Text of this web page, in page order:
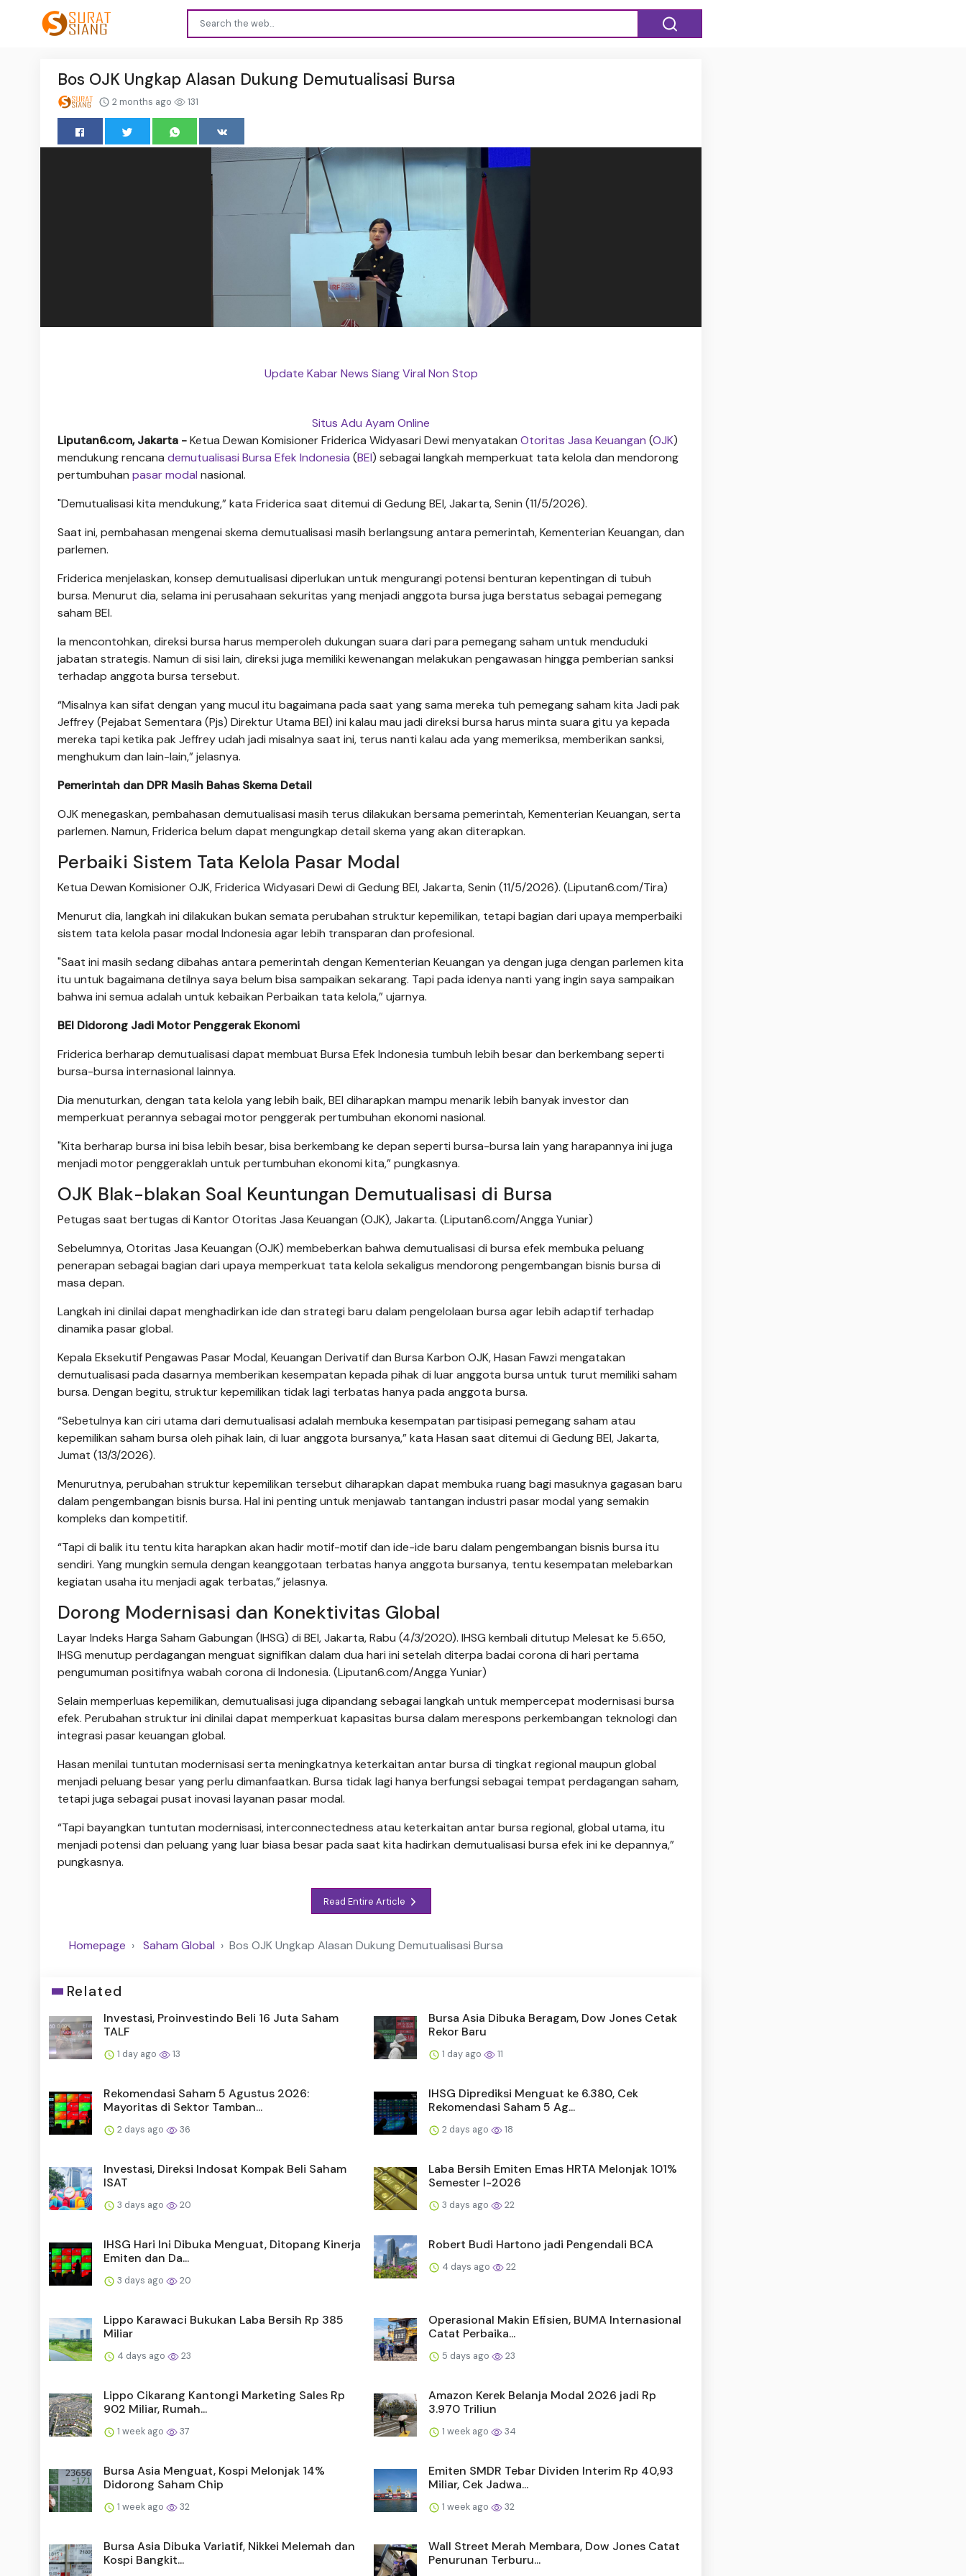
Bos OJK Ungkap Alasan Dukung Demutualisasi Bursa
2 months ago 131
Update Kabar News Siang Viral Non Stop
Situs Adu Ayam Online
Liputan6.com, Jakarta -Ketua Dewan Komisioner Friderica Widyasari Dewi menyatakan Otoritas Jasa Keuangan (OJK)
mendukung rencana demutualisasi Bursa Efek Indonesia (BEI) sebagai langkah memperkuat tata kelola dan mendorong
pertumbuhan pasar modal nasional.
"Demutualisasi kita mendukung,” kata Friderica saat ditemui di Gedung BEI, Jakarta, Senin (11/5/2026).
Saat ini, pembahasan mengenai skema demutualisasi masih berlangsung antara pemerintah, Kementerian Keuangan, dan
parlemen.
Friderica menjelaskan, konsep demutualisasi diperlukan untuk mengurangi potensi benturan kepentingan di tubuh
bursa. Menurut dia, selama ini perusahaan sekuritas yang menjadi anggota bursa juga berstatus sebagai pemegang
saham BEI.
Ia mencontohkan, direksi bursa harus memperoleh dukungan suara dari para pemegang saham untuk menduduki
jabatan strategis. Namun di sisi lain, direksi juga memiliki kewenangan melakukan pengawasan hingga pemberian sanksi
terhadap anggota bursa tersebut.
“Misalnya kan sifat dengan yang mucul itu bagaimana pada saat yang sama mereka tuh pemegang saham kita Jadi pak
Jeffrey (Pejabat Sementara (Pjs) Direktur Utama BEI) ini kalau mau jadi direksi bursa harus minta suara gitu ya kepada
mereka tapi ketika pak Jeffrey udah jadi misalnya saat ini, terus nanti kalau ada yang memeriksa, memberikan sanksi,
menghukum dan lain-lain,” jelasnya.
Pemerintah dan DPR Masih Bahas Skema Detail
OJK menegaskan, pembahasan demutualisasi masih terus dilakukan bersama pemerintah, Kementerian Keuangan, serta
parlemen. Namun, Friderica belum dapat mengungkap detail skema yang akan diterapkan.
Perbaiki Sistem Tata Kelola Pasar Modal
Ketua Dewan Komisioner OJK, Friderica Widyasari Dewi di Gedung BEI, Jakarta, Senin (11/5/2026). (Liputan6.com/Tira)
Menurut dia, langkah ini dilakukan bukan semata perubahan struktur kepemilikan, tetapi bagian dari upaya memperbaiki
sistem tata kelola pasar modal Indonesia agar lebih transparan dan profesional.
"Saat ini masih sedang dibahas antara pemerintah dengan Kementerian Keuangan ya dengan juga dengan parlemen kita
itu untuk bagaimana detilnya saya belum bisa sampaikan sekarang. Tapi pada idenya nanti yang ingin saya sampaikan
bahwa ini semua adalah untuk kebaikan Perbaikan tata kelola,” ujarnya.
BEI Didorong Jadi Motor Penggerak Ekonomi
Friderica berharap demutualisasi dapat membuat Bursa Efek Indonesia tumbuh lebih besar dan berkembang seperti
bursa-bursa internasional lainnya.
Dia menuturkan, dengan tata kelola yang lebih baik, BEI diharapkan mampu menarik lebih banyak investor dan
memperkuat perannya sebagai motor penggerak pertumbuhan ekonomi nasional.
"Kita berharap bursa ini bisa lebih besar, bisa berkembang ke depan seperti bursa-bursa lain yang harapannya ini juga
menjadi motor penggeraklah untuk pertumbuhan ekonomi kita,” pungkasnya.
OJK Blak-blakan Soal Keuntungan Demutualisasi di Bursa
Petugas saat bertugas di Kantor Otoritas Jasa Keuangan (OJK), Jakarta. (Liputan6.com/Angga Yuniar)
Sebelumnya, Otoritas Jasa Keuangan (OJK) membeberkan bahwa demutualisasi di bursa efek membuka peluang
penerapan sebagai bagian dari upaya memperkuat tata kelola sekaligus mendorong pengembangan bisnis bursa di
masa depan.
Langkah ini dinilai dapat menghadirkan ide dan strategi baru dalam pengelolaan bursa agar lebih adaptif terhadap
dinamika pasar global.
Kepala Eksekutif Pengawas Pasar Modal, Keuangan Derivatif dan Bursa Karbon OJK, Hasan Fawzi mengatakan
demutualisasi pada dasarnya memberikan kesempatan kepada pihak di luar anggota bursa untuk turut memiliki saham
bursa. Dengan begitu, struktur kepemilikan tidak lagi terbatas hanya pada anggota bursa.
“Sebetulnya kan ciri utama dari demutualisasi adalah membuka kesempatan partisipasi pemegang saham atau
kepemilikan saham bursa oleh pihak lain, di luar anggota bursanya,” kata Hasan saat ditemui di Gedung BEI, Jakarta,
Jumat (13/3/2026).
Menurutnya, perubahan struktur kepemilikan tersebut diharapkan dapat membuka ruang bagi masuknya gagasan baru
dalam pengembangan bisnis bursa. Hal ini penting untuk menjawab tantangan industri pasar modal yang semakin
kompleks dan kompetitif.
“Tapi di balik itu tentu kita harapkan akan hadir motif-motif dan ide-ide baru dalam pengembangan bisnis bursa itu
sendiri. Yang mungkin semula dengan keanggotaan terbatas hanya anggota bursanya, tentu kesempatan melebarkan
kegiatan usaha itu menjadi agak terbatas,” jelasnya.
Dorong Modernisasi dan Konektivitas Global
Layar Indeks Harga Saham Gabungan (IHSG) di BEI, Jakarta, Rabu (4/3/2020). IHSG kembali ditutup Melesat ke 5.650,
IHSG menutup perdagangan menguat signifikan dalam dua hari ini setelah diterpa badai corona di hari pertama
pengumuman positifnya wabah corona di Indonesia. (Liputan6.com/Angga Yuniar)
Selain memperluas kepemilikan, demutualisasi juga dipandang sebagai langkah untuk mempercepat modernisasi bursa
efek. Perubahan struktur ini dinilai dapat memperkuat kapasitas bursa dalam merespons perkembangan teknologi dan
integrasi pasar keuangan global.
Hasan menilai tuntutan modernisasi serta meningkatnya keterkaitan antar bursa di tingkat regional maupun global
menjadi peluang besar yang perlu dimanfaatkan. Bursa tidak lagi hanya berfungsi sebagai tempat perdagangan saham,
tetapi juga sebagai pusat inovasi layanan pasar modal.
“Tapi bayangkan tuntutan modernisasi, interconnectedness atau keterkaitan antar bursa regional, global utama, itu
menjadi potensi dan peluang yang luar biasa besar pada saat kita hadirkan demutualisasi bursa efek ini ke depannya,”
pungkasnya.
Read Entire Article
Homepage Saham Global Bos OJK Ungkap Alasan Dukung Demutualisasi Bursa
Related
Investasi, Proinvestindo Beli 16 Juta Saham
TALF
1 day ago 13
Bursa Asia Dibuka Beragam, Dow Jones Cetak
Rekor Baru
1 day ago 11
Rekomendasi Saham 5 Agustus 2026:
Mayoritas di Sektor Tamban...
2 days ago 36
IHSG Diprediksi Menguat ke 6.380, Cek
Rekomendasi Saham 5 Ag...
2 days ago 18
Investasi, Direksi Indosat Kompak Beli Saham
ISAT
3 days ago 20
Laba Bersih Emiten Emas HRTA Melonjak 101%
Semester I-2026
3 days ago 22
IHSG Hari Ini Dibuka Menguat, Ditopang Kinerja
Emiten dan Da...
3 days ago 20
Robert Budi Hartono jadi Pengendali BCA
4 days ago 22
Lippo Karawaci Bukukan Laba Bersih Rp 385
Miliar
4 days ago 23
Operasional Makin Efisien, BUMA Internasional
Catat Perbaika...
5 days ago 23
Lippo Cikarang Kantongi Marketing Sales Rp
902 Miliar, Rumah...
1 week ago 37
Amazon Kerek Belanja Modal 2026 jadi Rp
3.970 Triliun
1 week ago 34
Bursa Asia Menguat, Kospi Melonjak 14%
Didorong Saham Chip
1 week ago 32
Emiten SMDR Tebar Dividen Interim Rp 40,93
Miliar, Cek Jadwa...
1 week ago 32
Bursa Asia Dibuka Variatif, Nikkei Melemah dan
Kospi Bangkit...
Wall Street Merah Membara, Dow Jones Catat
Penurunan Terburu...